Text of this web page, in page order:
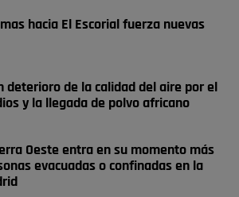
se ven patrullas en la estación, como si se van
…
| El comisario de la …
hacia El Escorial fuerza nuevas
deterioro de la calidad del aire por el
y la llegada de polvo africano
Oeste entra en su momento más
evacuadas o confinadas en la